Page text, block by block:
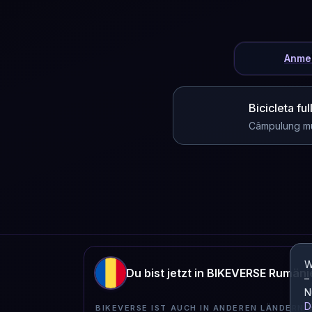
–
Bicicleta
Câmpulung
Du bist jetzt in BIKEVERSE
BIKEVERSE IST AUCH IN ANDEREN LÄNDERN